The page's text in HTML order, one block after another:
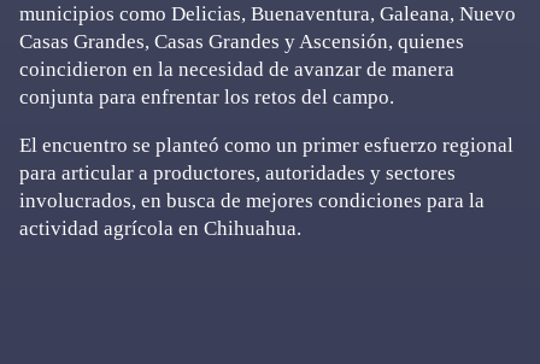
municipios como Delicias, Buenaventura, Galeana, Nuevo
Casas Grandes, Casas Grandes y Ascensión, quienes
coincidieron en la necesidad de avanzar de manera
conjunta para enfrentar los retos del campo.
El encuentro se planteó como un primer esfuerzo regional
para articular a productores, autoridades y sectores
involucrados, en busca de mejores condiciones para la
actividad agrícola en Chihuahua.